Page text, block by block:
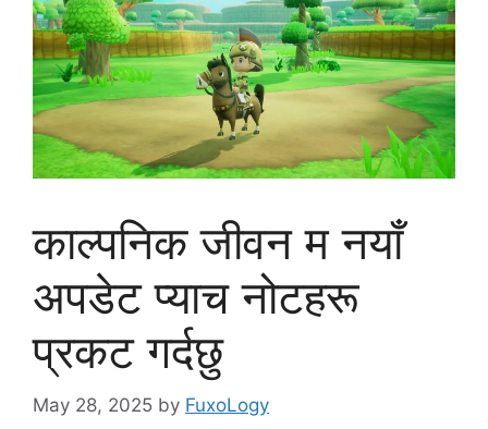
काल्पनिक जीवन म नयाँ
अपडेट प्याच नोटहरू
प्रकट गर्दछु
May 28, 2025 by FuxoLogy